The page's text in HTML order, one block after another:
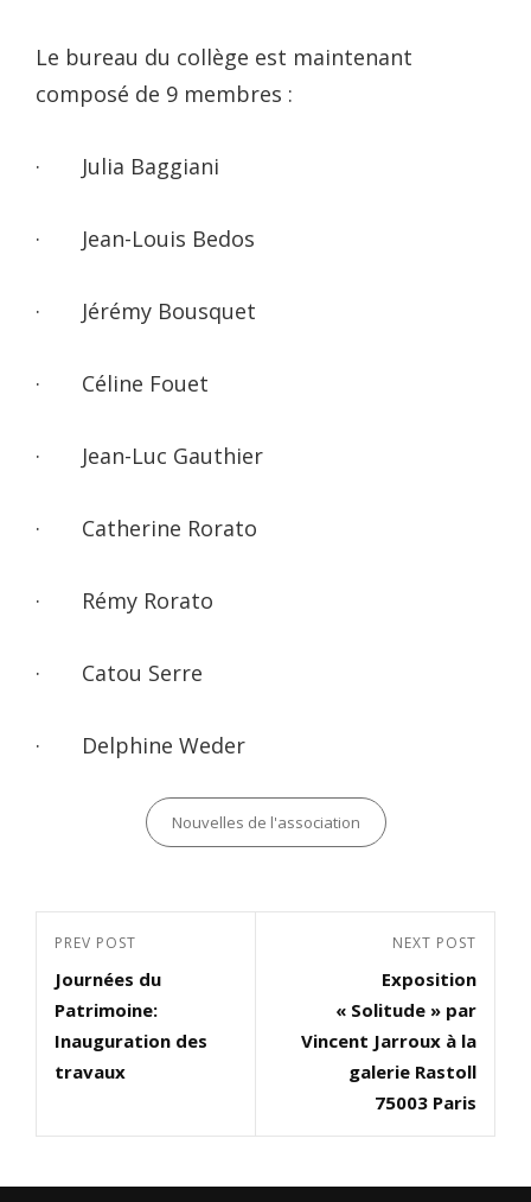
Le bureau du collège est maintenant
composé de 9 membres :
· Julia Baggiani
· Jean-Louis Bedos
· Jérémy Bousquet
· Céline Fouet
· Jean-Luc Gauthier
· Catherine Rorato
· Rémy Rorato
· Catou Serre
· Delphine Weder
Categories
Nouvelles de l'association
Navigation
de
l’article
Previous
Post
PREV POST
Journées du
Patrimoine:
Inauguration des
travaux
NEXT POST
Exposition
« Solitude » par
Vincent Jarroux à la
galerie Rastoll
75003 Paris